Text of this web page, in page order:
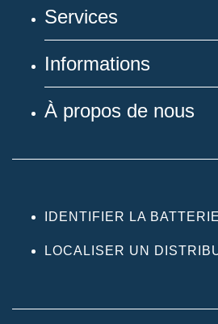
Services
Informations
À propos de nous
IDENTIFIER LA BATTERIE
LOCALISER UN